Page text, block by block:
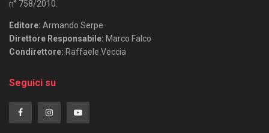
n° 758/2010.
Editore: Armando Serpe
Direttore Responsabile: Marco Falco
Condirettore: Raffaele Veccia
Seguici su